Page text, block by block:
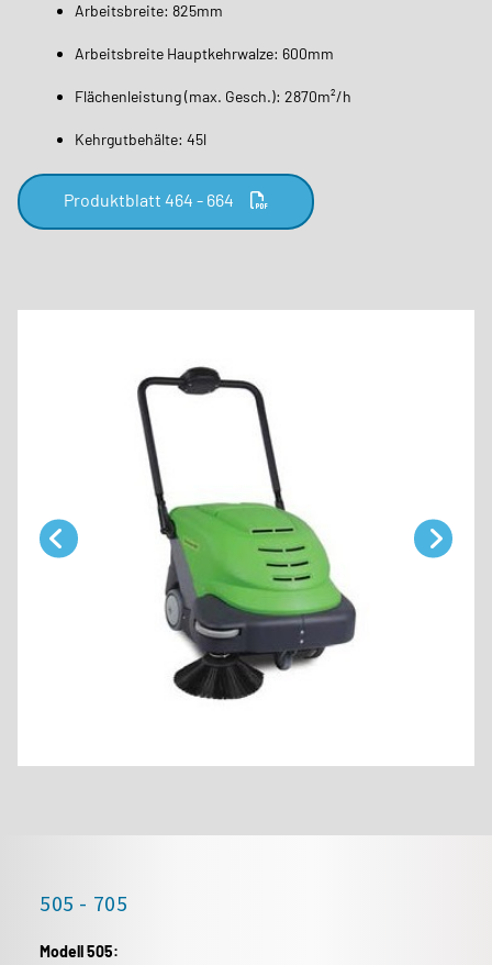
Arbeitsbreite: 825mm
Arbeitsbreite Hauptkehrwalze: 600mm
Flächenleistung (max. Gesch.): 2870m²/h
Kehrgutbehälte: 45l
Produktblatt 464 - 664
505 - 705
Modell 505: